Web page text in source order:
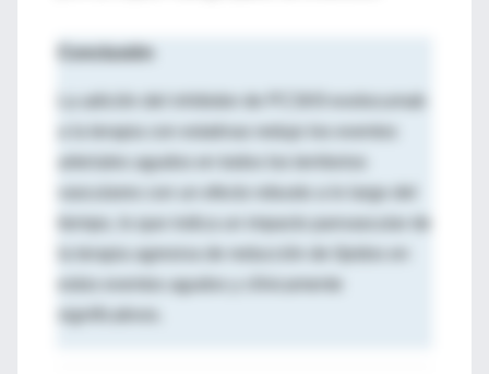
Conclusión
arteriales agudos en todos los territorios
vasculares con un efecto robusto a lo largo del
la terapia agresiva de reducción de lípidos en
estos eventos agudos y clínicamente